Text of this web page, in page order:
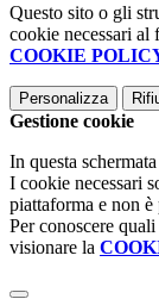
Questo sito o gli
cookie necessari
COOKIE
Personalizza
Gestione cookie
In questa
I cookie necessari
piattaforma e non
Per conoscere
visionare la